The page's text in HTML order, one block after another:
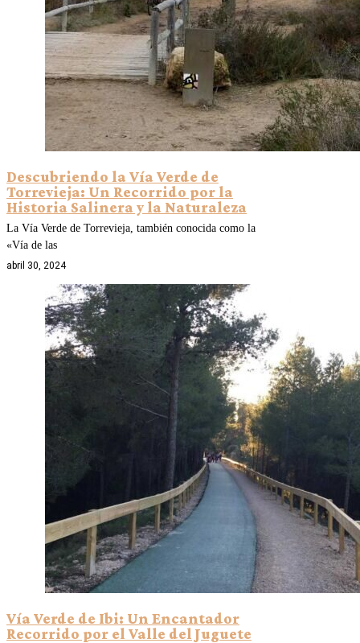
Descubriendo la Vía Verde de
Torrevieja: Un Recorrido por la
Historia Salinera y la Naturaleza
La Vía Verde de Torrevieja, también conocida como la
«Vía de las
abril 30, 2024
Vía Verde de Ibi: Un Encantador
Recorrido por el Valle del Juguete